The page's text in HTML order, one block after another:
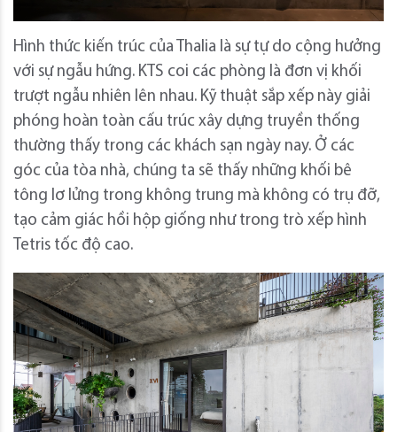
Hình thức kiến ​​trúc của Thalia là sự tự do cộng hưởng
với sự ngẫu hứng. KTS coi các phòng là đơn vị khối
trượt ngẫu nhiên lên nhau. Kỹ thuật sắp xếp này giải
phóng hoàn toàn cấu trúc xây dựng truyền thống
thường thấy trong các khách sạn ngày nay. Ở các
góc của tòa nhà, chúng ta sẽ thấy những khối bê
tông lơ lửng trong không trung mà không có trụ đỡ,
tạo cảm giác hồi hộp giống như trong trò xếp hình
Tetris tốc độ cao.